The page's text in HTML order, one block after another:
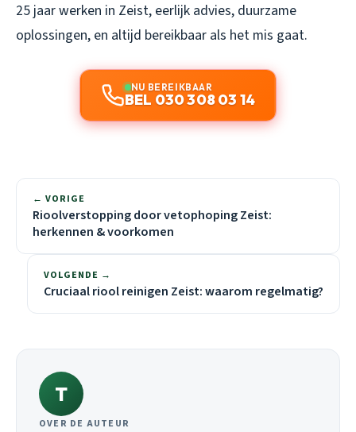
25 jaar werken in Zeist, eerlijk advies, duurzame
oplossingen, en altijd bereikbaar als het mis gaat.
NU BEREIKBAAR
BEL 030 308 03 14
← VORIGE
Rioolverstopping door vetophoping Zeist:
herkennen & voorkomen
VOLGENDE →
Cruciaal riool reinigen Zeist: waarom regelmatig?
T
OVER DE AUTEUR